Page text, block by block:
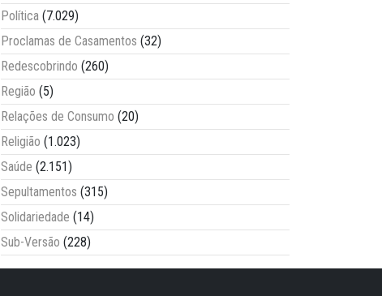
Política (7.029)
Proclamas de Casamentos (32)
Redescobrindo (260)
Região (5)
Relações de Consumo (20)
Religião (1.023)
Saúde (2.151)
Sepultamentos (315)
Solidariedade (14)
Sub-Versão (228)